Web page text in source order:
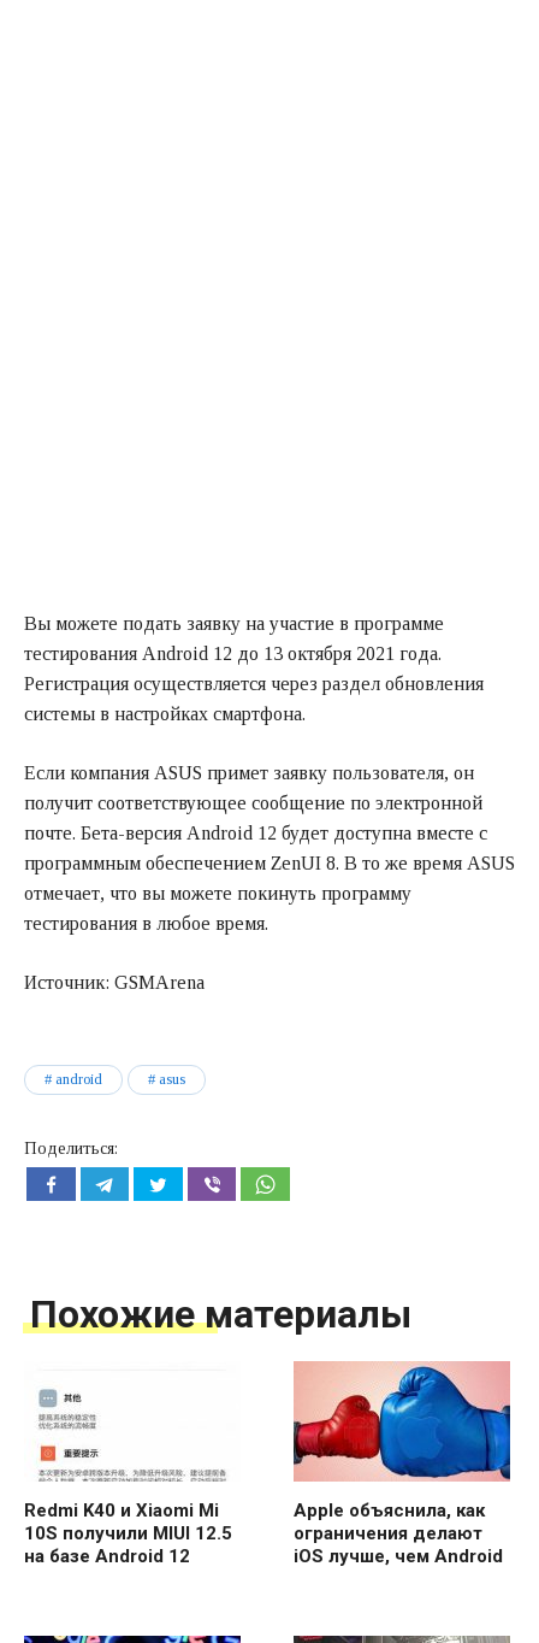
Вы можете подать заявку на участие в программе
тестирования Android 12 до 13 октября 2021 года.
Регистрация осуществляется через раздел обновления
системы в настройках смартфона.
Если компания ASUS примет заявку пользователя, он
получит соответствующее сообщение по электронной
почте. Бета-версия Android 12 будет доступна вместе с
программным обеспечением ZenUI 8. В то же время ASUS
отмечает, что вы можете покинуть программу
тестирования в любое время.
Источник: GSMArena
android asus
Поделиться:
Похожие материалы
Redmi K40 и Xiaomi Mi
10S получили MIUI 12.5
на базе Android 12
Apple объяснила, как
ограничения делают
iOS лучше, чем Android